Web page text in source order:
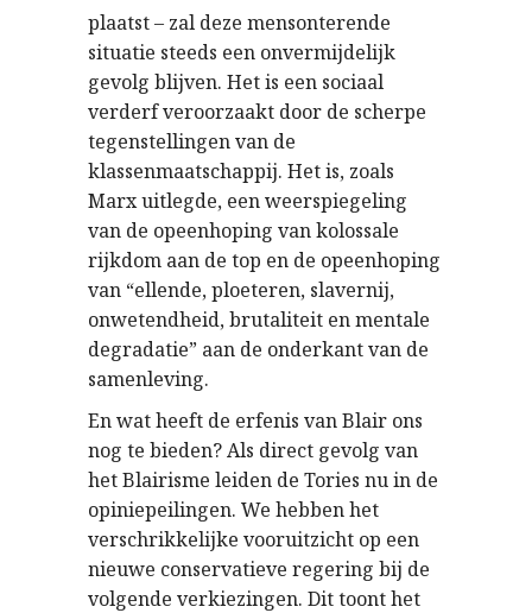
plaatst – zal deze mensonterende
situatie steeds een onvermijdelijk
gevolg blijven. Het is een sociaal
verderf veroorzaakt door de scherpe
tegenstellingen van de
klassenmaatschappij. Het is, zoals
Marx uitlegde, een weerspiegeling
van de opeenhoping van kolossale
rijkdom aan de top en de opeenhoping
van “ellende, ploeteren, slavernij,
onwetendheid, brutaliteit en mentale
degradatie” aan de onderkant van de
samenleving.
En wat heeft de erfenis van Blair ons
nog te bieden? Als direct gevolg van
het Blairisme leiden de Tories nu in de
opiniepeilingen. We hebben het
verschrikkelijke vooruitzicht op een
nieuwe conservatieve regering bij de
volgende verkiezingen. Dit toont het